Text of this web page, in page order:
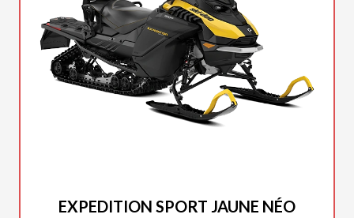
EXPEDITION SPORT JAUNE NÉO